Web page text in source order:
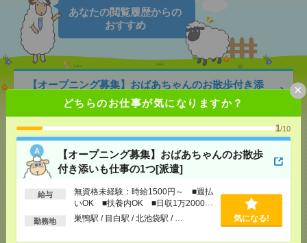
どちらのお仕事が気になりますか？
1/10
【オープニング募集】おばあちゃんのお散歩
付き添いも仕事の1つ[派遣]
給与
無資格未経験：時給1500円～ ■週払
いOK ■扶養内OK ■日収1万2000円
以上
勤務地 巣鴨駅 / 目白駅 / 北池袋駅 / … 気になる!
×
あなたの閲覧履歴からの
おすすめ
【オープニング募集】おばあちゃんのお散歩付き添
いも仕事の1つ[派遣]
[給 与]無資格未経験：時給1500円～ ■週払い
OK ■扶養内OK ■日収1万2000円以上
[交通費]
交通費全額支給
[勤務地]
巣鴨駅 /目白駅 / 北池袋駅 / …
気になる！
説明会参加で全員に【現金2千円相当プレゼント】生
活のお手伝い[派遣]